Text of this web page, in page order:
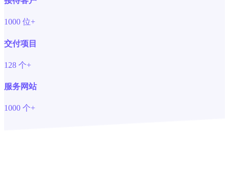
1000 位+
交付项目
128 个+
服务网站
1000 个+